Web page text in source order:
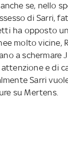
se, nello
di Sarri,
ha opposto
molto vicine,
a schermare
e di
Sarri
su Mertens.